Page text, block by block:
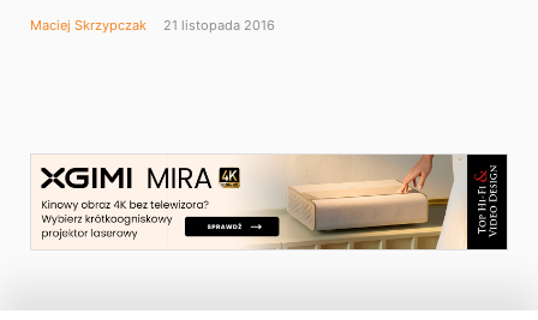
Maciej Skrzypczak 21 listopada 2016